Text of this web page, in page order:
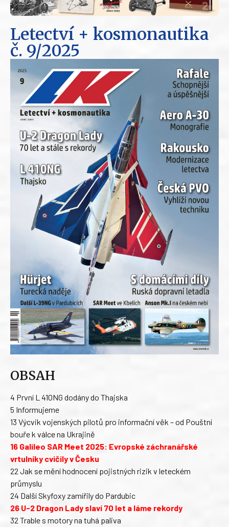
Letectví + kosmonautika
č. 9/2025
OBSAH
4 První L 410NG dodány do Thajska
5 Informujeme
13 Výcvik vojenských pilotů pro informační věk – od Pouštní
bouře k válce na Ukrajině
16 Galileo SAR Meet 2025: Evropské záchranářské
vrtulníky cvičily v Česku
22 Jak se mění hodnocení pojistných rizik v leteckém
průmyslu
24 Další Skyfoxy zamířily do Pardubic
26 U-2 Dragon Lady slaví 70 let a láme rekordy
32 Trable s motory na tuhá paliva